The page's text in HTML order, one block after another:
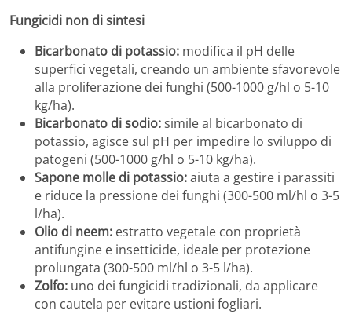
Fungicidi non di sintesi
Bicarbonato di potassio: modifica il pH delle
superfici vegetali, creando un ambiente sfavorevole
alla proliferazione dei funghi (500-1000 g/hl o 5-10
kg/ha).
Bicarbonato di sodio:simile al bicarbonato di
potassio, agisce sul pH per impedire lo sviluppo di
patogeni (500-1000 g/hl o 5-10 kg/ha).
Sapone molle di potassio:aiuta a gestire i parassiti
e riduce la pressione dei funghi (300-500 ml/hl o 3-5
l/ha).
Olio di neem: estratto vegetale con proprietà
antifungine e insetticide, ideale per protezione
prolungata (300-500 ml/hl o 3-5 l/ha).
Zolfo: uno dei fungicidi tradizionali, da applicare
con cautela per evitare ustioni fogliari.